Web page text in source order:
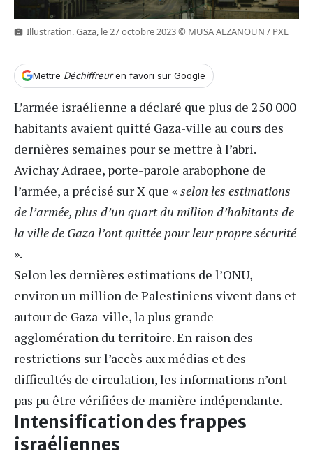
Illustration. Gaza, le 27 octobre 2023 © MUSA ALZANOUN / PXL
Mettre Déchiffreuren favori sur Google
L’armée israélienne a déclaré que plus de 250 000
habitants avaient quitté Gaza-ville au cours des
dernières semaines pour se mettre à l’abri.
Avichay Adraee, porte-parole arabophone de
l’armée, a précisé sur X que «selon les estimations
de l’armée, plus d’un quart du million d’habitants de
la ville de Gaza l’ont quittée pour leur propre sécurité
».
Selon les dernières estimations de l’ONU,
environ un million de Palestiniens vivent dans et
autour de Gaza-ville, la plus grande
agglomération du territoire. En raison des
restrictions sur l’accès aux médias et des
difficultés de circulation, les informations n’ont
pas pu être vérifiées de manière indépendante.
Intensification des frappes
israéliennes